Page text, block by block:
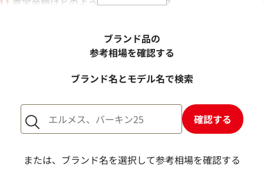
売却するか悩んでいるのですが、査定だけお願いできます
1点からでも査定できますか？
ブランド品の
参考相場を確認する
ブランド名とモデル名で検索
確認する
または、ブランド名を選択して参考相場を確認する